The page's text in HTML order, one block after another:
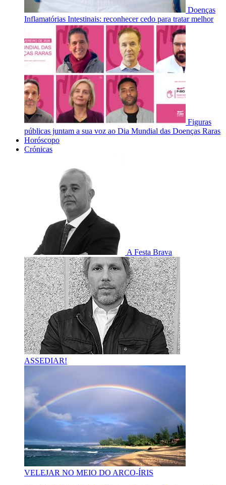
Doenças
Inflamatórias Intestinais: reconhecer cedo para tratar melhor
Figuras
públicas juntam a sua voz ao Dia Mundial das Doenças Raras
Horóscopo
Crónicas
A Festa Brava
ASSEDIAR!
VELEJAR NO MEIO DO ARCO-ÍRIS